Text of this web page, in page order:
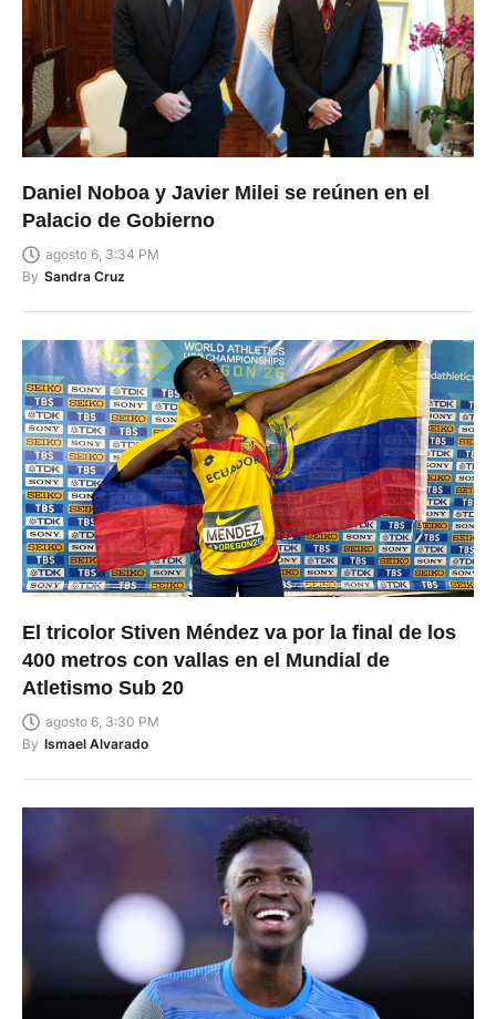
Daniel Noboa y Javier Milei se reúnen en el
Palacio de Gobierno
agosto 6, 3:34 PM
By Sandra Cruz
El tricolor Stiven Méndez va por la final de los
400 metros con vallas en el Mundial de
Atletismo Sub 20
agosto 6, 3:30 PM
By Ismael Alvarado